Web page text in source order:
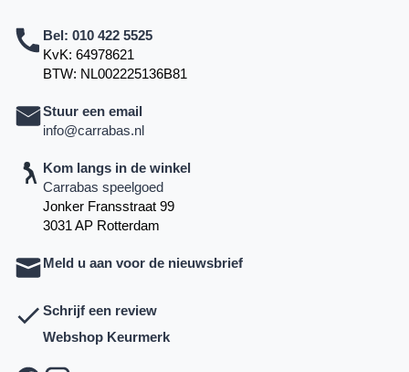
Bel: 010 422 5525
KvK: 64978621
BTW: NL002225136B81
Stuur een email
info@carrabas.nl
Kom langs in de winkel
Carrabas speelgoed
Jonker Fransstraat 99
3031 AP Rotterdam
Meld u aan voor de nieuwsbrief
Schrijf een review
Webshop Keurmerk